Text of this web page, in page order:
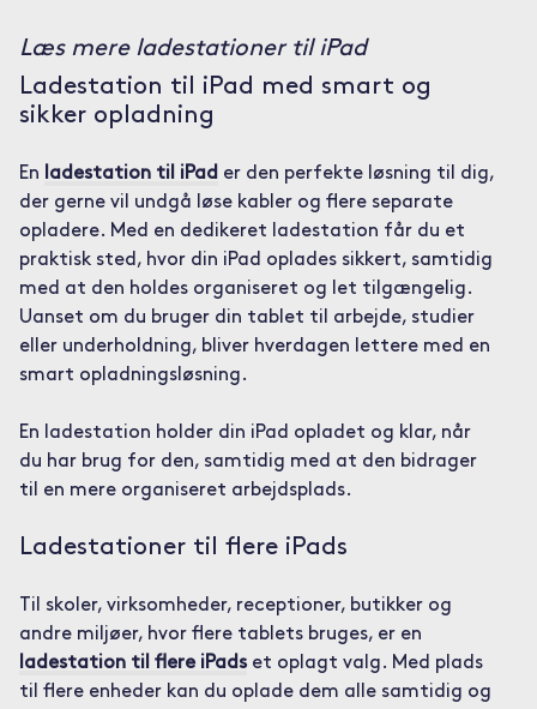
Læs mere ladestationer til iPad
Ladestation til iPad med smart og
sikker opladning
En ladestation til iPad er den perfekte løsning til dig,
der gerne vil undgå løse kabler og flere separate
opladere. Med en dedikeret ladestation får du et
praktisk sted, hvor din iPad oplades sikkert, samtidig
med at den holdes organiseret og let tilgængelig.
Uanset om du bruger din tablet til arbejde, studier
eller underholdning, bliver hverdagen lettere med en
smart opladningsløsning.
En ladestation holder din iPad opladet og klar, når
du har brug for den, samtidig med at den bidrager
til en mere organiseret arbejdsplads.
Ladestationer til flere iPads
Til skoler, virksomheder, receptioner, butikker og
andre miljøer, hvor flere tablets bruges, er en
ladestation til flere iPadset oplagt valg. Med plads
til flere enheder kan du oplade dem alle samtidig og